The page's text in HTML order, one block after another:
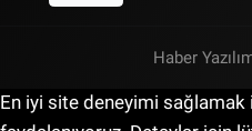
Haber
En iyi site deneyimi sağlamak